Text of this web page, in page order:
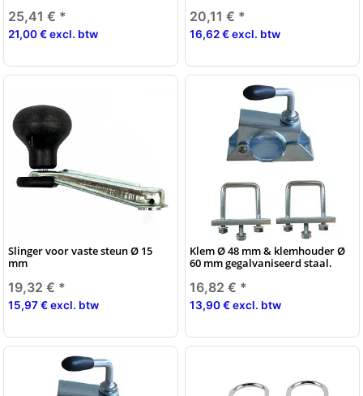
25,41 € *
21,00 € excl. btw
20,11 € *
16,62 € excl. btw
Slinger voor vaste steun Ø 15
mm
19,32 € *
15,97 € excl. btw
Klem Ø 48 mm & klemhouder Ø
60 mm gegalvaniseerd staal.
16,82 € *
13,90 € excl. btw